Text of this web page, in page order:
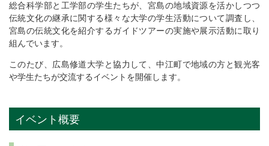
総合科学部と工学部の学生たちが、宮島の地域資源を活かしつつ
伝統文化の継承に関する様々な大学の学生活動について調査し、
宮島の伝統文化を紹介するガイドツアーの実施や展示活動に取り
組んでいます。
このたび、広島修道大学と協力して、中江町で地域の方と観光客
や学生たちが交流するイベントを開催します。
イベント概要